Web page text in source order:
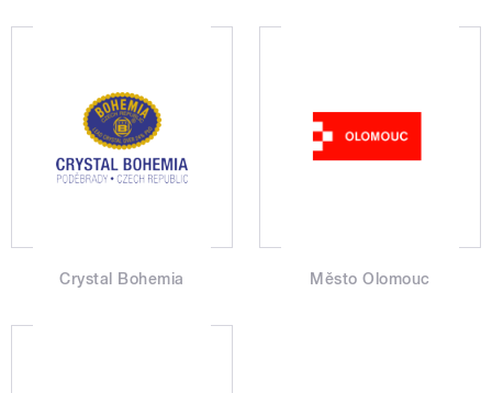
Crystal Bohemia Město Olomouc